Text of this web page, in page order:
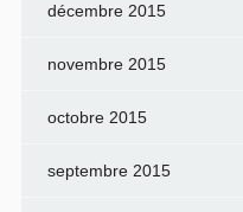
décembre 2015
novembre 2015
octobre 2015
septembre 2015